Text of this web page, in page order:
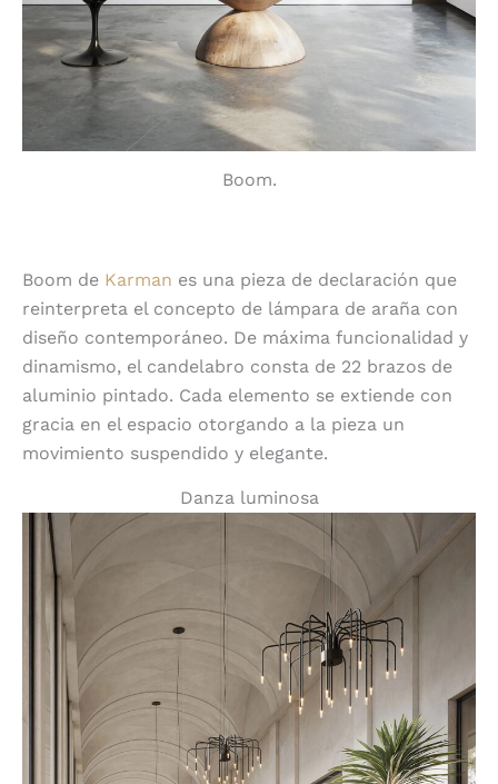
Boom.
Boom de Karman es una pieza de declaración que
reinterpreta el concepto de lámpara de araña con
diseño contemporáneo. De máxima funcionalidad y
dinamismo, el candelabro consta de 22 brazos de
aluminio pintado. Cada elemento se extiende con
gracia en el espacio otorgando a la pieza un
movimiento suspendido y elegante.
Danza luminosa